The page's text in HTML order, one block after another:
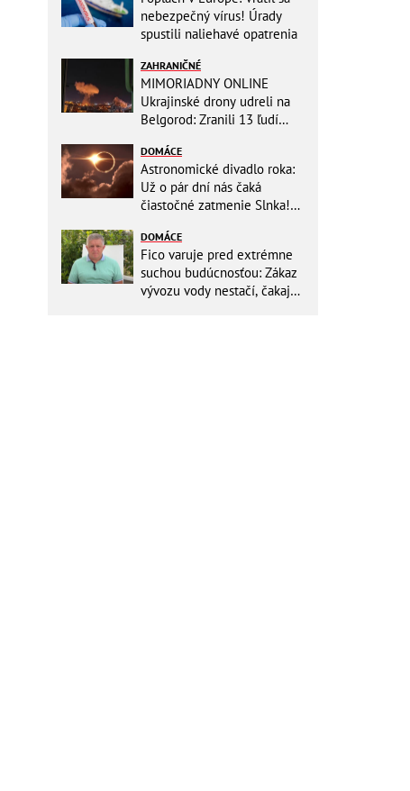
nebezpečný vírus! Úrady
spustili naliehavé opatrenia
ZAHRANIČNÉ
MIMORIADNY ONLINE
Ukrajinské drony udreli na
Belgorod: Zranili 13 ľudí
pokračujú
DOMÁCE
Astronomické divadlo roka:
Už o pár dní nás čaká
čiastočné zatmenie Slnka!
to začne
DOMÁCE
Fico varuje pred extrémne
suchou budúcnosťou: Zákaz
vývozu vody nestačí, čakajú